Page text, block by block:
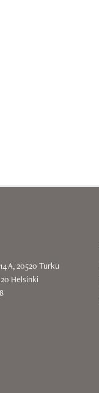
A, 20520 Turku
Helsinki